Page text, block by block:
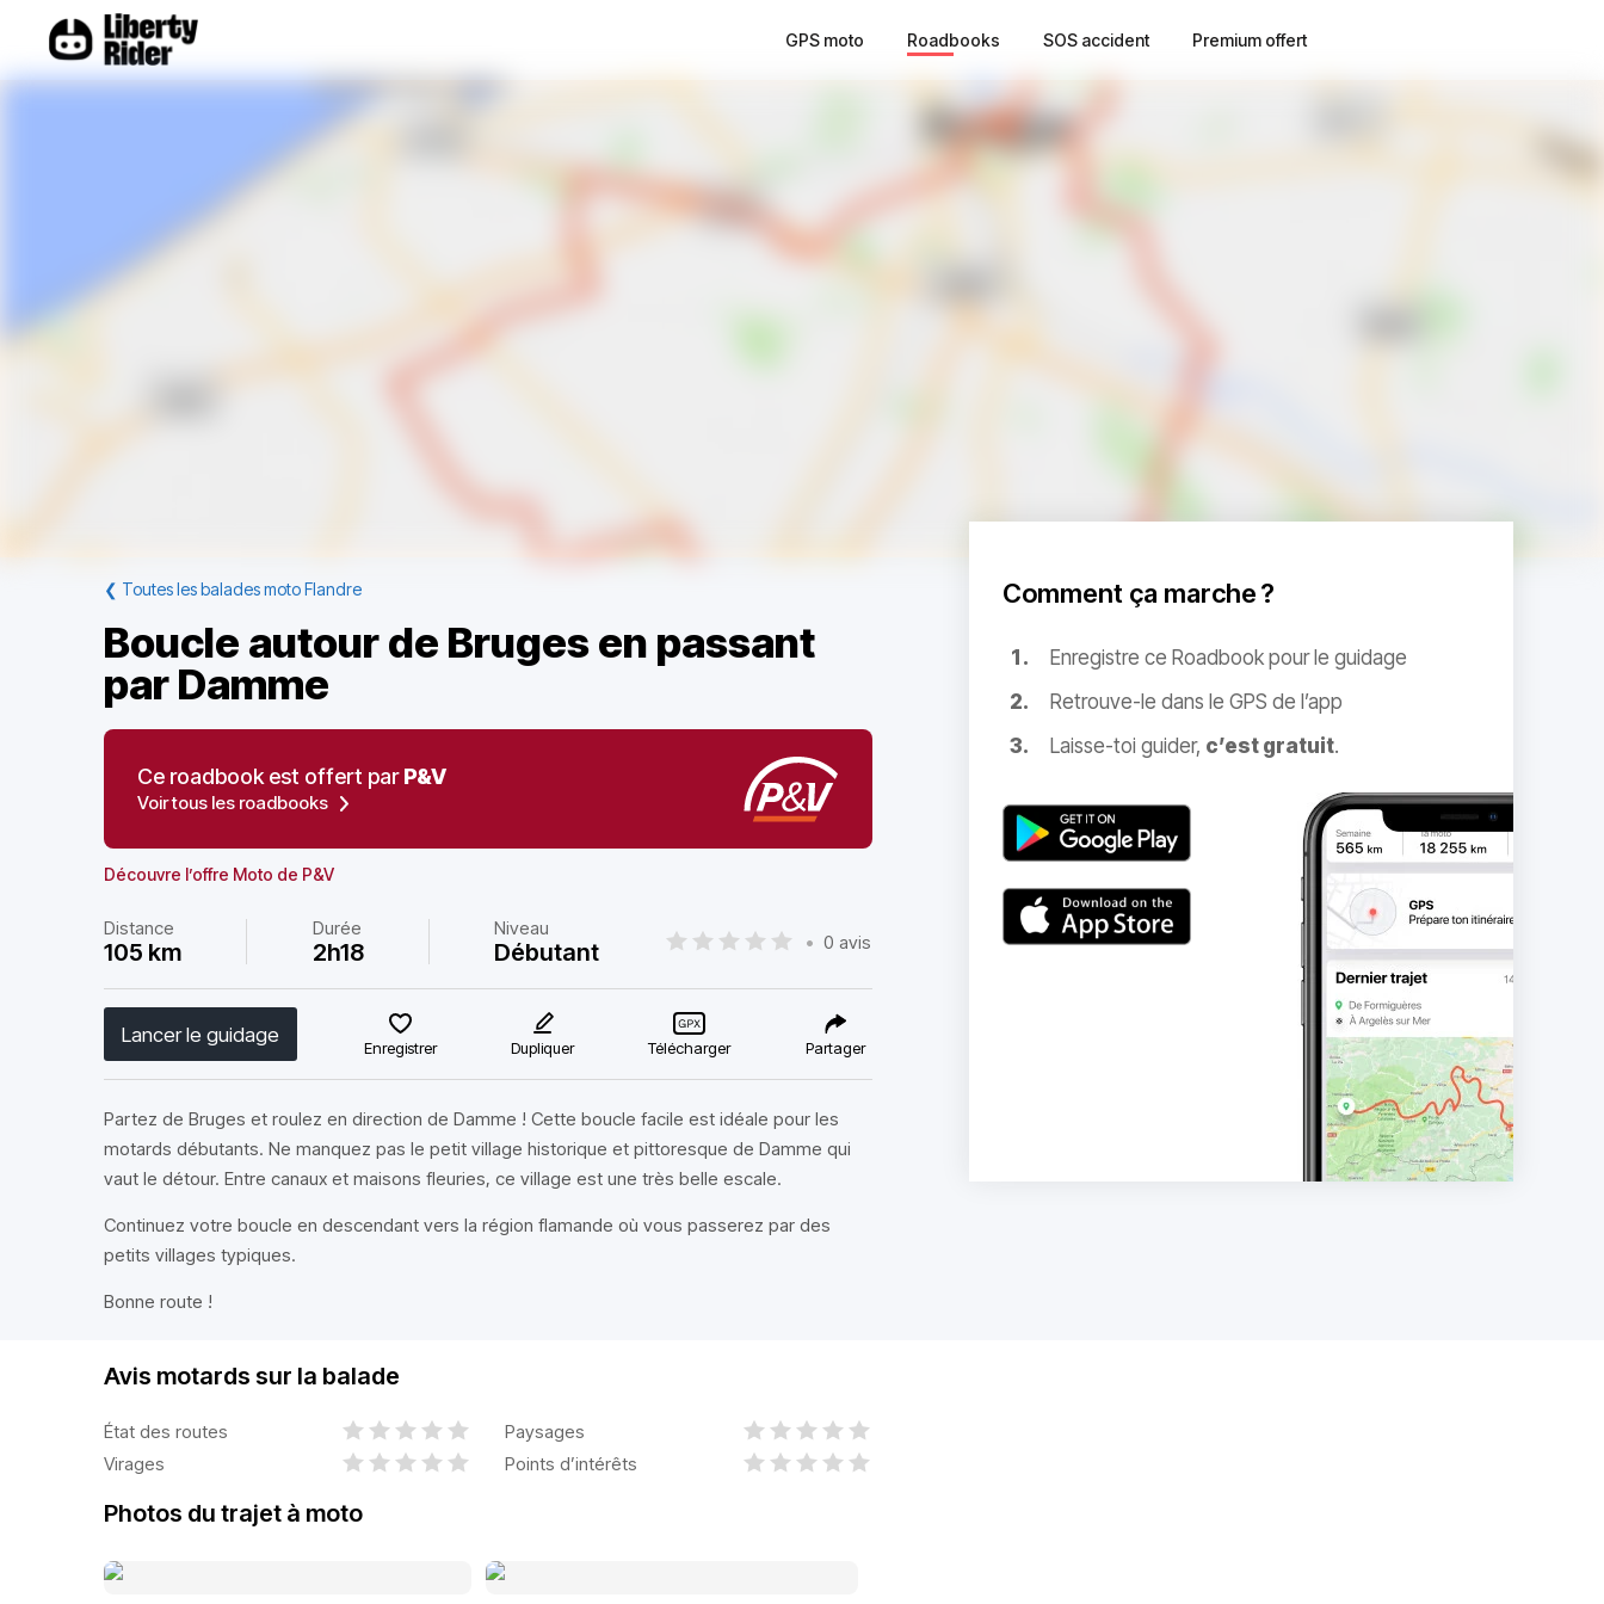
GPS moto Roadbooks SOS accident Premium offert
❮ Toutes les balades moto Flandre
Boucle autour de Bruges en passant
par Damme
Ce roadbook est offert parP&V
Voir tous les roadbooks
Découvre l’offre Moto de P&V
Distance
105 km
Durée
2h18
Niveau
Débutant • 0 avis
Lancer le guidage
Enregistrer Dupliquer Télécharger Partager
Partez de Bruges et roulez en direction de Damme ! Cette boucle facile est idéale pour les
motards débutants. Ne manquez pas le petit village historique et pittoresque de Damme qui
vaut le détour. Entre canaux et maisons fleuries, ce village est une très belle escale.
Continuez votre boucle en descendant vers la région flamande où vous passerez par des
petits villages typiques.
Bonne route !
Comment ça marche ?
Enregistre ce Roadbook pour le guidage
Retrouve-le dans le GPS de l’app
Laisse-toi guider, c’est gratuit.
Avis motards sur la balade
État des routes
Paysages
Virages
Points d’intérêts
Photos du trajet à moto